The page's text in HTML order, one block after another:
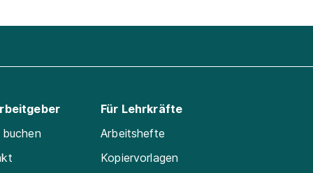
Für Lehrkräfte
Arbeitshefte
Kopiervorlagen